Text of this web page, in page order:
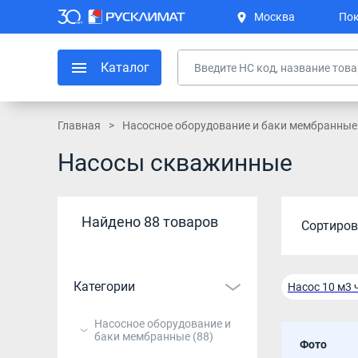
Москва
Каталог
Главная Насосное оборудование и баки мембранные
Насосы скважинные
Найдено 88 товаров
Категории
Насосное оборудование и
баки мембранные (88)
Насос 10 м3
Насос для
Фото